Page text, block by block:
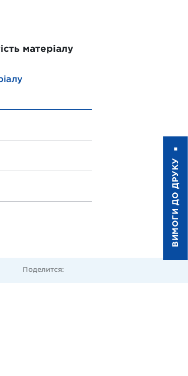
матеріалу
Поделится:
ВИМОГИ ДО ДРУКУ